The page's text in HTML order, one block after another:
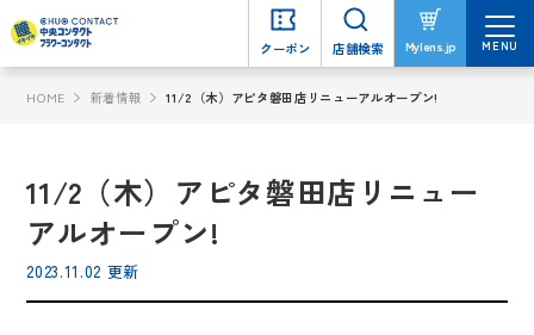
クーポン 店舗検索 Mylens.jp MENU
HOME 新着情報 11/2（木）アピタ磐田店リニューアルオープン!
11/2（木）アピタ磐田店リニュー
アルオープン!
2023.11.02 更新
クーポン 店舗検索 Mylens.jp MENU